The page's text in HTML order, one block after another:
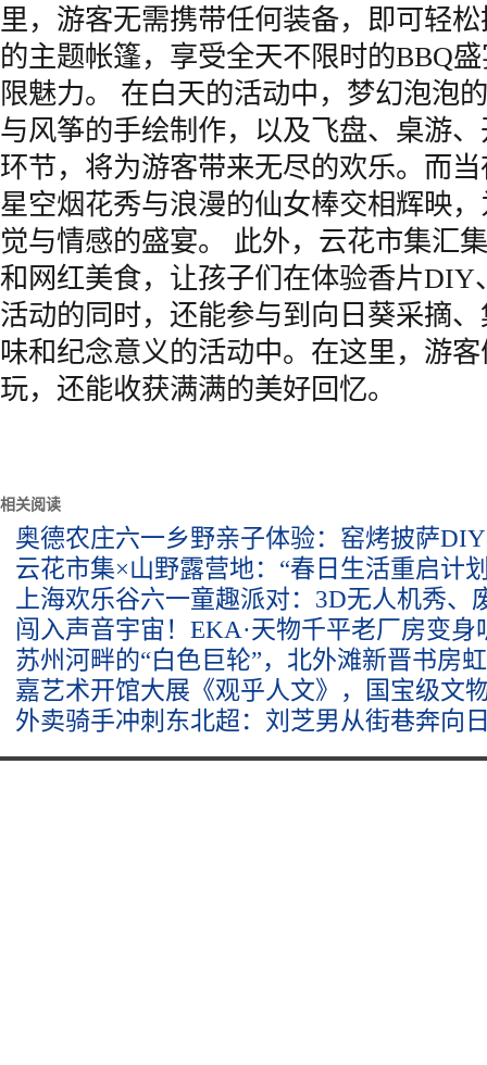
里，游客无需携带任何装备，即可轻
的主题帐篷，享受全天不限时的BBQ
限魅力。 在白天的活动中，梦幻泡泡
与风筝的手绘制作，以及飞盘、桌游
环节，将为游客带来无尽的欢乐。而
星空烟花秀与浪漫的仙女棒交相辉映
觉与情感的盛宴。 此外，云花市集汇
和网红美食，让孩子们在体验香片DIY
活动的同时，还能参与到向日葵采摘
味和纪念意义的活动中。在这里，游
玩，还能收获满满的美好回忆。
相关阅读
奥德农庄六一乡野亲子体验：窑烤披萨
云花市集×山野露营地：“春日生活重启计
上海欢乐谷六一童趣派对：3D无人机秀、
闯入声音宇宙！EKA·天物千平老厂房变身
苏州河畔的“白色巨轮”，北外滩新晋书房
嘉艺术开馆大展《观乎人文》，国宝级文
外卖骑手冲刺东北超：刘芝男从街巷奔向